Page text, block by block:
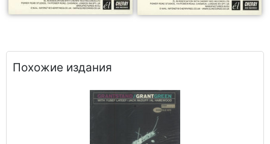
Похожие издания